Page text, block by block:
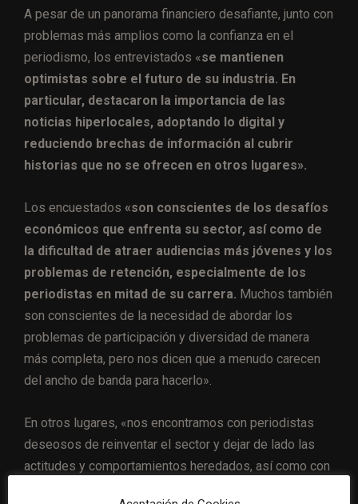
A pesar de un panorama financiero desafiante, junto con
problemas más amplios como la confianza en el
periodismo, los entrevistados «se mantienen
optimistas sobre el futuro de su industria. En
particular, destacaron la importancia de las
noticias hiperlocales, adoptando lo digital y
reduciendo brechas de información al cubrir
historias que no se ofrecen en otros lugares».
Los encuestados «son conscientes de los desafíos
económicos que enfrenta su sector, así como de
la dificultad de atraer audiencias más jóvenes y los
problemas de retención, especialmente de los
periodistas en mitad de su carrera. Muchos también
son conscientes de la necesidad de abordar los
problemas de participación y diversidad de manera
más completa, pero nos dicen que a menudo carecen
del ancho de banda para hacerlo».
En otros lugares, «nos encontramos con periodistas
deseosos de reinventar el sector y dejar de lado las
actitudes y comportamientos heredados, así como con